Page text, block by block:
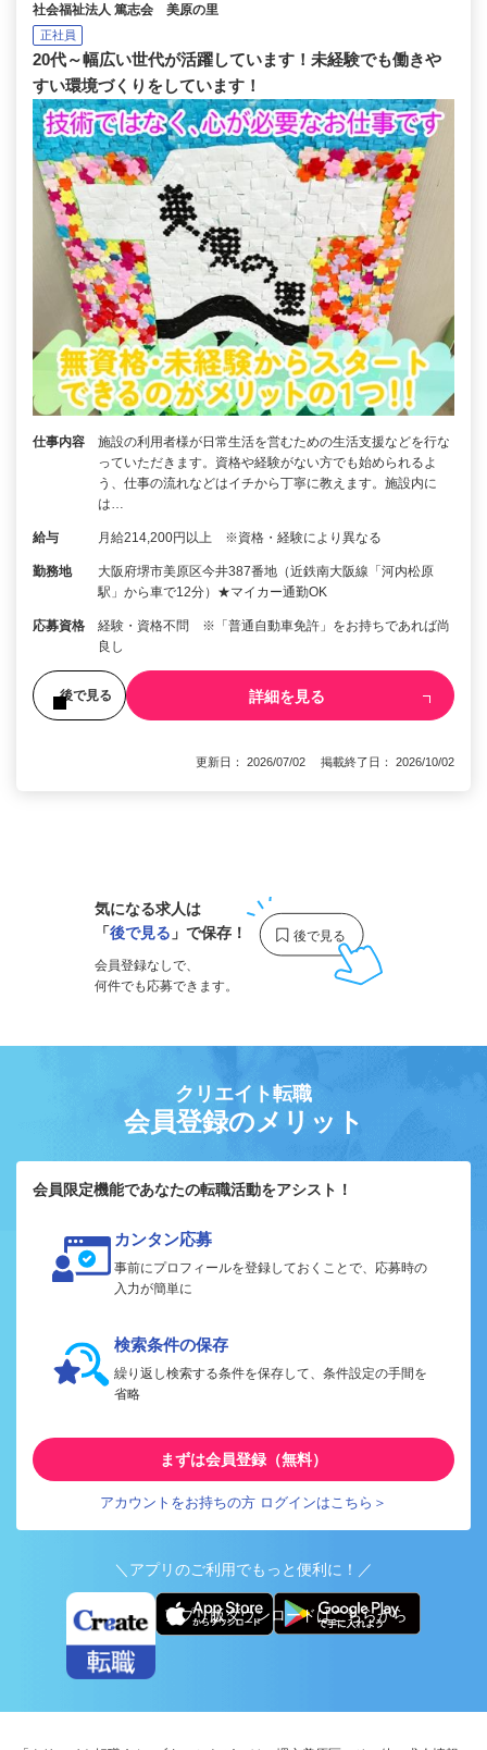
社会福祉法人 篤志会 美原の里
正社員
20代～幅広い世代が活躍しています！未経験でも働きや
すい環境づくりをしています！
仕事内容
施設の利用者様が日常生活を営むための生活支援などを行な
っていただきます。資格や経験がない方でも始められるよ
う、仕事の流れなどはイチから丁寧に教えます。施設内に
は…
給与 月給214,200円以上 ※資格・経験により異なる
勤務地
大阪府堺市美原区今井387番地（近鉄南大阪線「河内松原
駅」から車で12分）★マイカー通勤OK
応募資格
経験・資格不問 ※「普通自動車免許」をお持ちであれば尚
良し
後で見る 詳細を見る
更新日： 2026/07/02 掲載終了日： 2026/10/02
気になる求人は
「後で見る 」で保存！
会員登録なしで、
何件でも応募できます。
クリエイト転職
会員登録のメリット
会員限定機能であなたの転職活動をアシスト！
カンタン応募
事前にプロフィールを登録しておくことで、応募時の
入力が簡単に
検索条件の保存
繰り返し検索する条件を保存して、条件設定の手間を
省略
まずは会員登録（無料）
アカウントをお持ちの方 ログインはこちら＞
＼アプリのご利用でもっと便利に！／
アプリ版ダウンロードはこちらから